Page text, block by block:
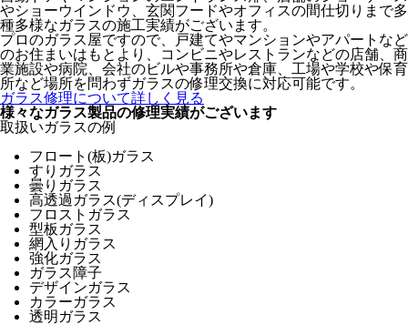
やショーウインドウ、玄関フードやオフィスの間仕切りまで多
種多様なガラスの施工実績がございます。
プロのガラス屋ですので、戸建てやマンションやアパートなど
のお住まいはもとより、コンビニやレストランなどの店舗、商
業施設や病院、会社のビルや事務所や倉庫、工場や学校や保育
所など場所を問わずガラスの修理交換に対応可能です。
ガラス修理について詳しく見る
様々なガラス製品の修理実績がございます
取扱いガラスの例
フロート(板)ガラス
すりガラス
曇りガラス
高透過ガラス(ディスプレイ)
フロストガラス
型板ガラス
網入りガラス
強化ガラス
ガラス障子
デザインガラス
カラーガラス
透明ガラス